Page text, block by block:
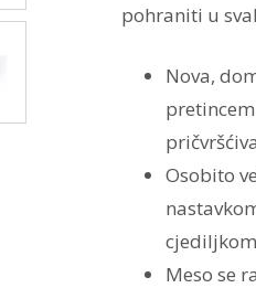
pohraniti u
Nova,
Osobito
Meso se